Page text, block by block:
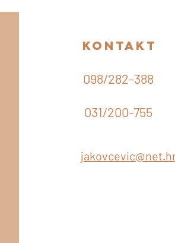
kontakt
098/282-388
031/200-755